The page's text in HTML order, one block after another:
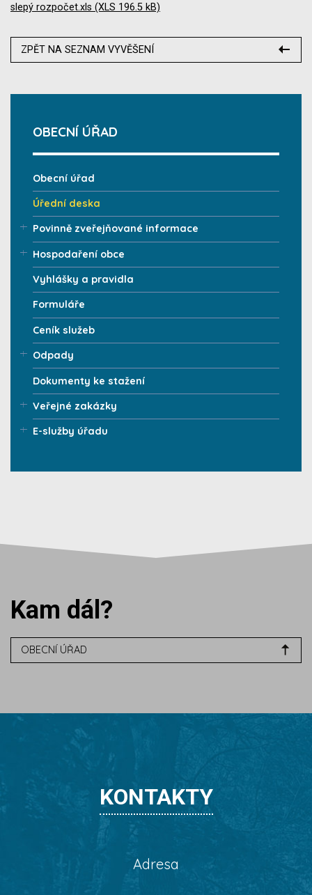
slepý rozpočet.xls (XLS 196.5 kB)
ZPĚT NA SEZNAM VYVĚŠENÍ
OBECNÍ ÚŘAD
Obecní úřad
Úřední deska
Povinně zveřejňované informace
Hospodaření obce
Vyhlášky a pravidla
Formuláře
Ceník služeb
Odpady
Dokumenty ke stažení
Veřejné zakázky
E-služby úřadu
Kam dál?
OBECNÍ ÚŘAD
KONTAKTY
Adresa